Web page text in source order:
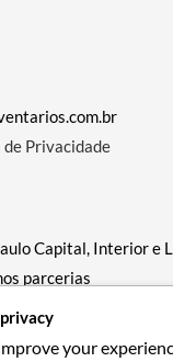
Privacidade
Capital, Interior e
parcerias
your